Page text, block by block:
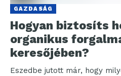
GAZDASÁG
Hogyan biztosíts
organikus
keresőjében?
Eszedbe jutott már, hogy